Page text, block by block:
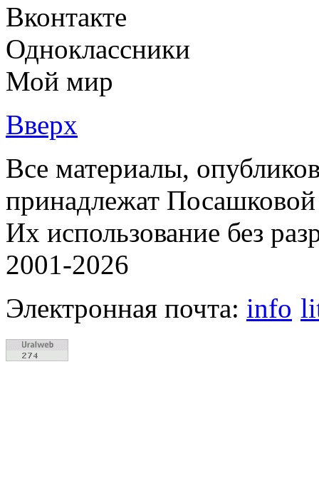
Вконтакте
Одноклассники
Мой мир
Вверх
Все материалы,
принадлежат
Их использование без
2001-2026
Электронная почта: info